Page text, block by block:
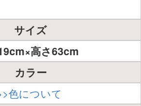
サイズ
高さ63cm
カラー
色について